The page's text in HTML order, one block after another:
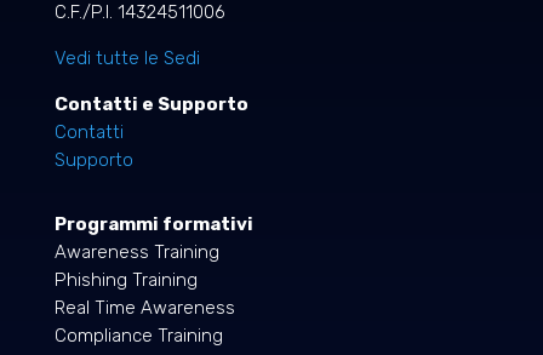
C.F./P.I. 14324511006
Vedi tutte le Sedi
Contatti e Supporto
Contatti
Supporto
Programmi formativi
Awareness Training
Phishing Training
Real Time Awareness
Compliance Training